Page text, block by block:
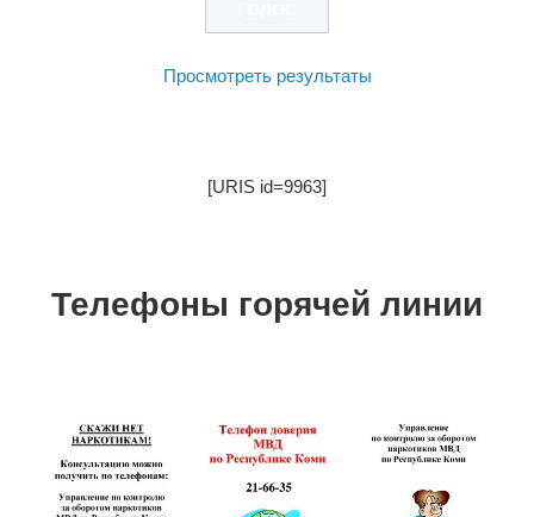
Просмотреть результаты
[URIS id=9963]
Телефоны горячей линии